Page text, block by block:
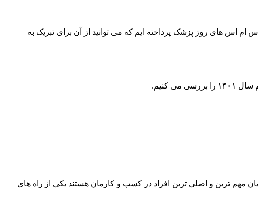
ام اس های روز پزشک پرداخته ایم که می توانید از آن برای تبریک به
کنیم.
مهم ترین و اصلی ترین افراد در کسب و کارمان هستند یکی از راه های